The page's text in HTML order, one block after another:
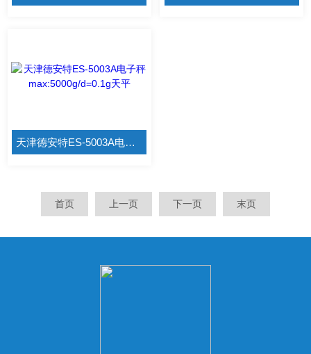
天津德安特ES-5003A电子秤max:5000g/d=0.1g天平
首页 上一页 下一页 末页